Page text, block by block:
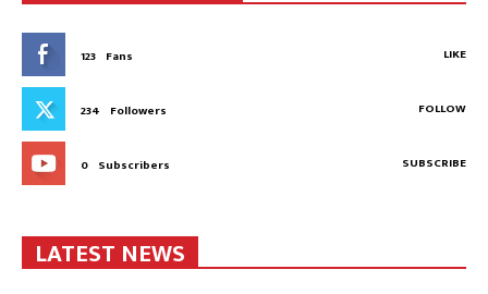
123 Fans LIKE
234 Followers FOLLOW
0 Subscribers SUBSCRIBE
LATEST NEWS